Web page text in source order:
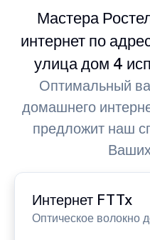
Мастера
интернет по
улица дом 4
Оптимальный
домашнего
предложит наш
Интернет FTTx
Оптическое волокно